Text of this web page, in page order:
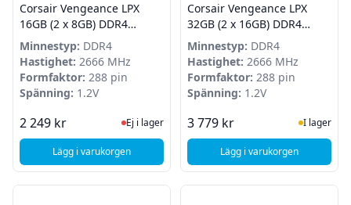
Corsair Vengeance LPX
16GB (2 x 8GB) DDR4
2666MHz
Minnestyp: DDR4
Hastighet: 2666 MHz
Formfaktor: 288 pin
Spänning: 1.2V
2 249 kr Ej i lager, besök produktsidan för
Ej i lager
Lägg i varukorgen, Corsair Vengeance LPX 16GB (2 x 8GB) DDR4 2666MHz
Corsair Vengeance LPX
32GB (2 x 16GB) DDR4
2666Mhz
Minnestyp: DDR4
Hastighet: 2666 MHz
Formfaktor: 288 pin
Spänning: 1.2V
3 779 kr I Lager
I lager
Lägg i varukorgen, Corsair Vengeance